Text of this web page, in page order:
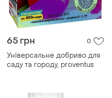
65 грн 0
Універсальне добриво для
саду та городу, proventus